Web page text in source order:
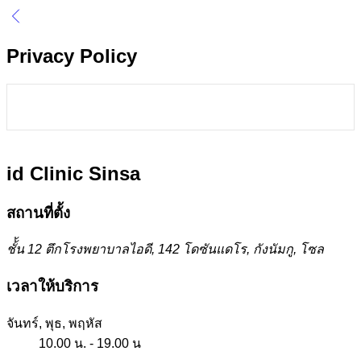
Privacy Policy
id Clinic Sinsa
สถานที่ตั้ง
ชั้้น 12 ตึกโรงพยาบาลไอดี, 142 โดซันแดโร, กังนัมกู, โซล
เวลาให้บริการ
จันทร์, พุธ, พฤหัส
10.00 น. - 19.00 น